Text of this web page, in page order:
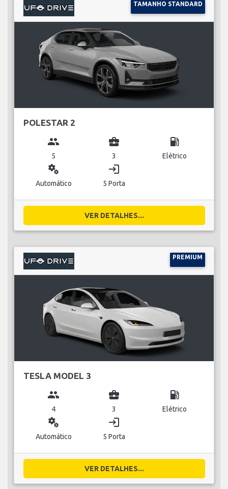
TAMANHO STANDARD
POLESTAR 2
group
5
business_center
3
local_gas_station
Elétrico
miscellaneous_services
Automático
login
5 Porta
VER DETALHES...
PREMIUM
TESLA MODEL 3
group
4
business_center
3
local_gas_station
Elétrico
miscellaneous_services
Automático
login
5 Porta
VER DETALHES...